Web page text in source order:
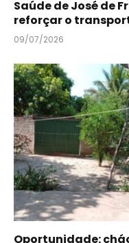
Saúde de José de
reforçar o
09/07/2026
Oportunidade: